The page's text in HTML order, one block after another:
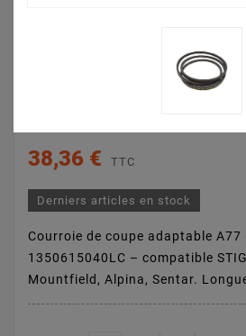
Courroie STIGA - GGP
38,36 € TTC
Derniers articles en stock
Courroie de coupe adaptable A77
1350615040LC – compatible
Mountfield, Alpina, Sentar.